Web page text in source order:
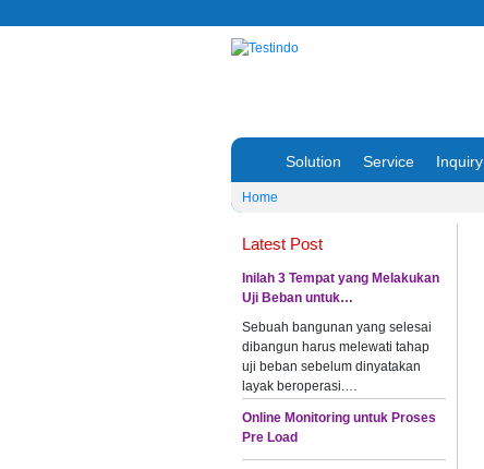
Solution Service Inquiry
Home
Latest Post
Inilah 3 Tempat yang Melakukan
Uji Beban untuk…
Sebuah bangunan yang selesai
dibangun harus melewati tahap
uji beban sebelum dinyatakan
layak beroperasi.…
Online Monitoring untuk Proses
Pre Load